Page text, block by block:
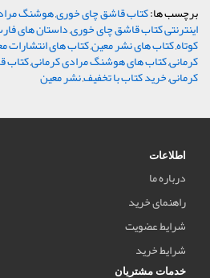
برچسب ها:کتاب قاشق چای خوری,هوشنگ
اینترنتی کتاب قاشق چای خوری,داستان های
کوتاه,کتاب های نشر معین,کتاب های انتشارات
کرمانی,کتاب های هوشنگ مرادی کرمانی,کتاب
کرمانی,خرید کتاب با تخفیف,نشر معین
اطلاعات
درباره ما
راهنمای خرید
شرایط عضویت
شرایط خرید
خدمات مشتریان